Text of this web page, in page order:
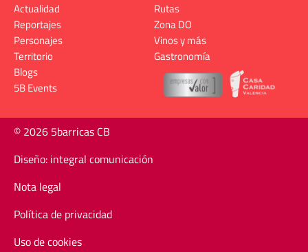
Actualidad
Reportajes
Personajes
Territorio
Rutas
Zona DO
Vinos y más
Gastronomía
Blogs
5B Events
© 2026 5barricas CB
Diseño: integral comunicación
Nota legal
Política de privacidad
Uso de cookies